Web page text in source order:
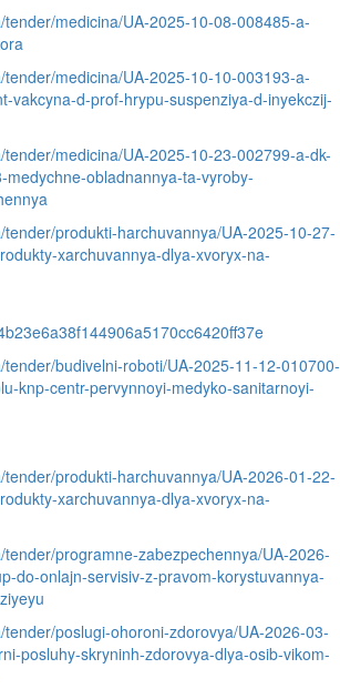
medicina/UA-2025-10-08-008485-a-
medicina/UA-2025-10-10-003193-a-
vakcyna-d-prof-hrypu-suspenziya-d-inyekczij-
medicina/UA-2025-10-23-002799-a-dk-
obladnannya-ta-vyroby-
produkti-harchuvannya/UA-2025-10-27-
xarchuvannya-dlya-xvoryx-na-
budivelni-roboti/UA-2025-11-12-010700-
knp-centr-pervynnoyi-medyko-sanitarnoyi-
produkti-harchuvannya/UA-2026-01-22-
xarchuvannya-dlya-xvoryx-na-
programne-zabezpechennya/UA-2026-
do-onlajn-servisiv-z-pravom-korystuvannya-
poslugi-ohoroni-zdorovya/UA-2026-03-
posluhy-skryninh-zdorovya-dlya-osib-vikom-